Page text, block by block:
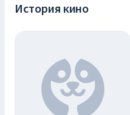
История кино